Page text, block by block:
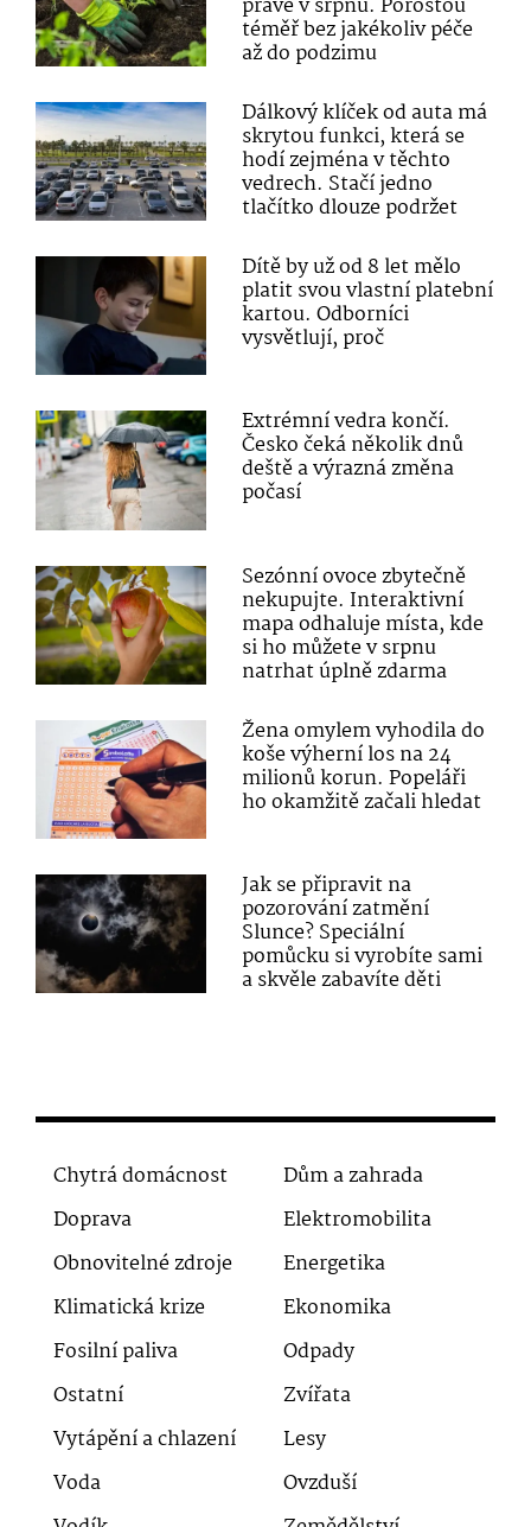
právě v srpnu. Porostou
téměř bez jakékoliv péče
až do podzimu
Dálkový klíček od auta má
skrytou funkci, která se
hodí zejména v těchto
vedrech. Stačí jedno
tlačítko dlouze podržet
Dítě by už od 8 let mělo
platit svou vlastní platební
kartou. Odborníci
vysvětlují, proč
Extrémní vedra končí.
Česko čeká několik dnů
deště a výrazná změna
počasí
Sezónní ovoce zbytečně
nekupujte. Interaktivní
mapa odhaluje místa, kde
si ho můžete v srpnu
natrhat úplně zdarma
Žena omylem vyhodila do
koše výherní los na 24
milionů korun. Popeláři
ho okamžitě začali hledat
Jak se připravit na
pozorování zatmění
Slunce? Speciální
pomůcku si vyrobíte sami
a skvěle zabavíte děti
Chytrá domácnost
Dům a zahrada
Doprava
Elektromobilita
Obnovitelné zdroje
Energetika
Klimatická krize
Ekonomika
Fosilní paliva
Odpady
Ostatní
Zvířata
Vytápění a chlazení
Lesy
Voda
Ovzduší